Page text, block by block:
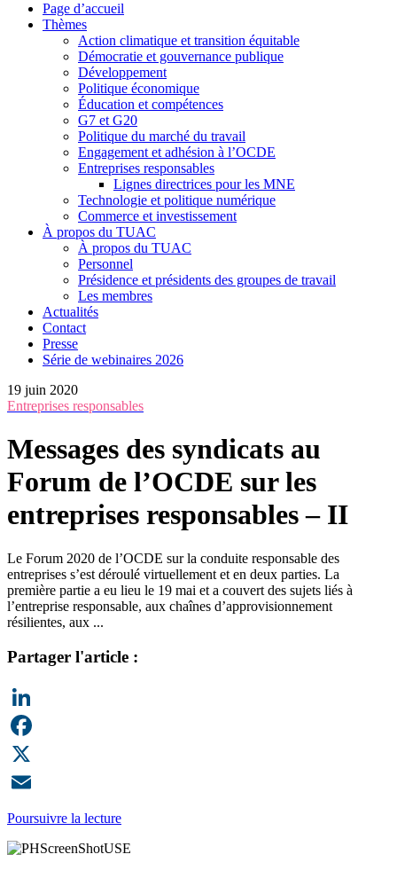
Page d’accueil
Thèmes
Action climatique et transition équitable
Démocratie et gouvernance publique
Développement
Politique économique
Éducation et compétences
G7 et G20
Politique du marché du travail
Engagement et adhésion à l’OCDE
Entreprises responsables
Lignes directrices pour les MNE
Technologie et politique numérique
Commerce et investissement
À propos du TUAC
À propos du TUAC
Personnel
Présidence et présidents des groupes de travail
Les membres
Actualités
Contact
Presse
Série de webinaires 2026
19 juin 2020
Entreprises responsables
Messages des syndicats au
Forum de l’OCDE sur les
entreprises responsables – II
Le Forum 2020 de l’OCDE sur la conduite responsable des
entreprises s’est déroulé virtuellement et en deux parties. La
première partie a eu lieu le 19 mai et a couvert des sujets liés à
l’entreprise responsable, aux chaînes d’approvisionnement
résilientes, aux ...
Partager l'article :
LinkedIn
Facebook
X
Email
Poursuivre la lecture